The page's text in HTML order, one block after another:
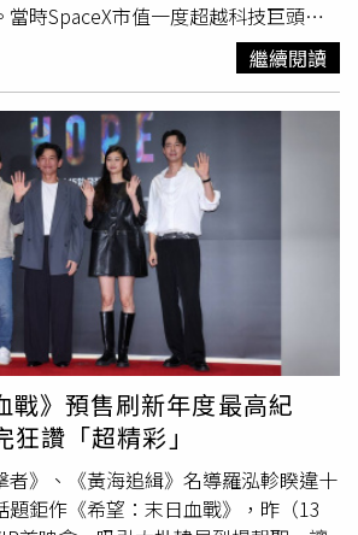
中市長盧秀燕堅持食品含致癌油低於
中央跟進。（圖／台中市政府提供）此
含有問題油比例20%以上的食品才須下
開第一槍，表示20％以下也得下架，因
加碼跟進。對此，李姓執行長說：「業
如沾牛排的蘑菇醬，用油僅2.5％不
立刻丟棄原有蘑菇醬，一滴不留」。問
級致癌物「苯駢芘」（BaP）聽來嚇
肝臟代謝後隨尿液及糞便排出，不會長
且代謝物具活性，必須長期、大量、持
康風險，可是政府沒有對民眾講清楚，
架標準，反而造成民眾恐慌。李姓執行
少有數十個民眾拿著幾個月前的發票，
退費，理由是吃了致癌的油。他無奈的
等製油大廠，我們才是最大的受害
，食安至關重要，多數業者都願意支
業者希望，主管機關能協調沒有問題的
確保貨源，平抑油價，同時將這些油
時SpaceX市值一度超越科技巨頭微
馬遜（Amazon），但這2家公司不僅
交易紀錄，也具備更強勁的財務表現。
次提醒市場，華爾街的熱情可能迅速
龐大願景、並獲得馬斯克個人品牌加
SpaceX上個月的估值一度突破2.6兆美
，公司市值已降至約1.78兆美元。對
位於佛州的創投公司「Fortuna
帕瑪（Justus Parmar）表示，「我
一點是，有大量投資人持有這檔股票，
可能是相當多數的人，正試圖將資金變
形成了很大的壓力。你可能已經看到一
推進，我們可能會目睹更多類似情
逆轉，部分反映出投資人對人工智慧
的擔憂，以及聯準會（Fed）可能重
技股估值所造成的影響。SpaceX上
集250億美元資金，成為近期又1家透
科技基礎設施的科技巨頭。然而，這
繼續閱讀
戰》預售刷新年度最高紀
讚「超精彩」
者》、《黃海追緝》名導羅泓軫睽違十
鉅作《希望：末日血戰》，昨（13